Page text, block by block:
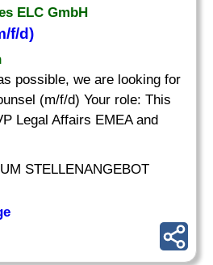
ELC GmbH
f/d)
possible, we are looking for
(m/f/d) Your role: This
Legal Affairs EMEA and
STELLENANGEBOT